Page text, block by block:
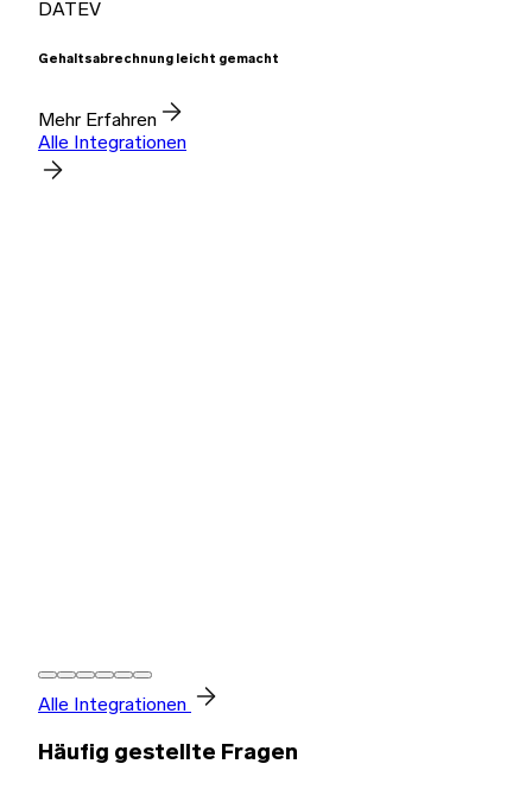
DATEV
Gehaltsabrechnung leicht gemacht
Mehr Erfahren
Alle Integrationen
Alle Integrationen
Häufig gestellte Fragen